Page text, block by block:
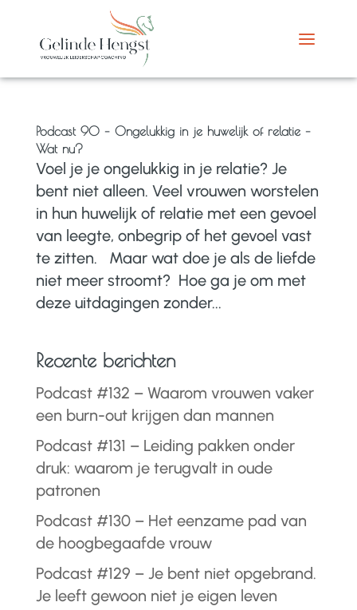
Podcast 90 – Ongelukkig in je huwelijk of relatie –
Wat nu?
Voel je je ongelukkig in je relatie? Je
bent niet alleen. Veel vrouwen worstelen
in hun huwelijk of relatie met een gevoel
van leegte, onbegrip of het gevoel vast
te zitten. Maar wat doe je als de liefde
niet meer stroomt? Hoe ga je om met
deze uitdagingen zonder...
Recente berichten
Podcast #132 – Waarom vrouwen vaker
een burn-out krijgen dan mannen
Podcast #131 – Leiding pakken onder
druk: waarom je terugvalt in oude
patronen
Podcast #130 – Het eenzame pad van
de hoogbegaafde vrouw
Podcast #129 – Je bent niet opgebrand.
Je leeft gewoon niet je eigen leven